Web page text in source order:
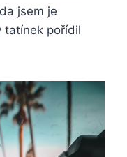
jsem je
tatínek pořídil